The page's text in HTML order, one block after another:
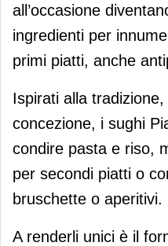
all’occasione
ingredienti per
primi piatti, anche
Ispirati alla
concezione, i sughi
condire pasta e riso,
per secondi piatti o
bruschette o aperitivi.
A renderli unici è il